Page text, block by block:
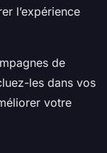
l’expérience
de
les dans vos
votre